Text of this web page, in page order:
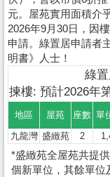
元。屋苑實用面積介
2026年9月30日，因
申請。綠置居申請者
明書》人士！
綠
揀樓: 預計2026年
地區 屋苑 座數 單
九龍灣 盛緻苑 2
*盛緻苑全屋苑共提
個新單位，其餘單位